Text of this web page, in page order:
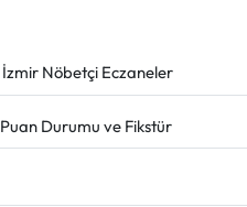
İzmir Nöbetçi Eczaneler
Puan Durumu ve Fikstür